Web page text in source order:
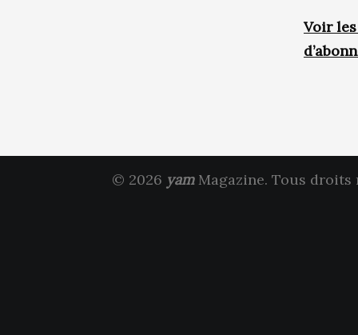
Voir
© 2026 yamMagazine. Tous droits